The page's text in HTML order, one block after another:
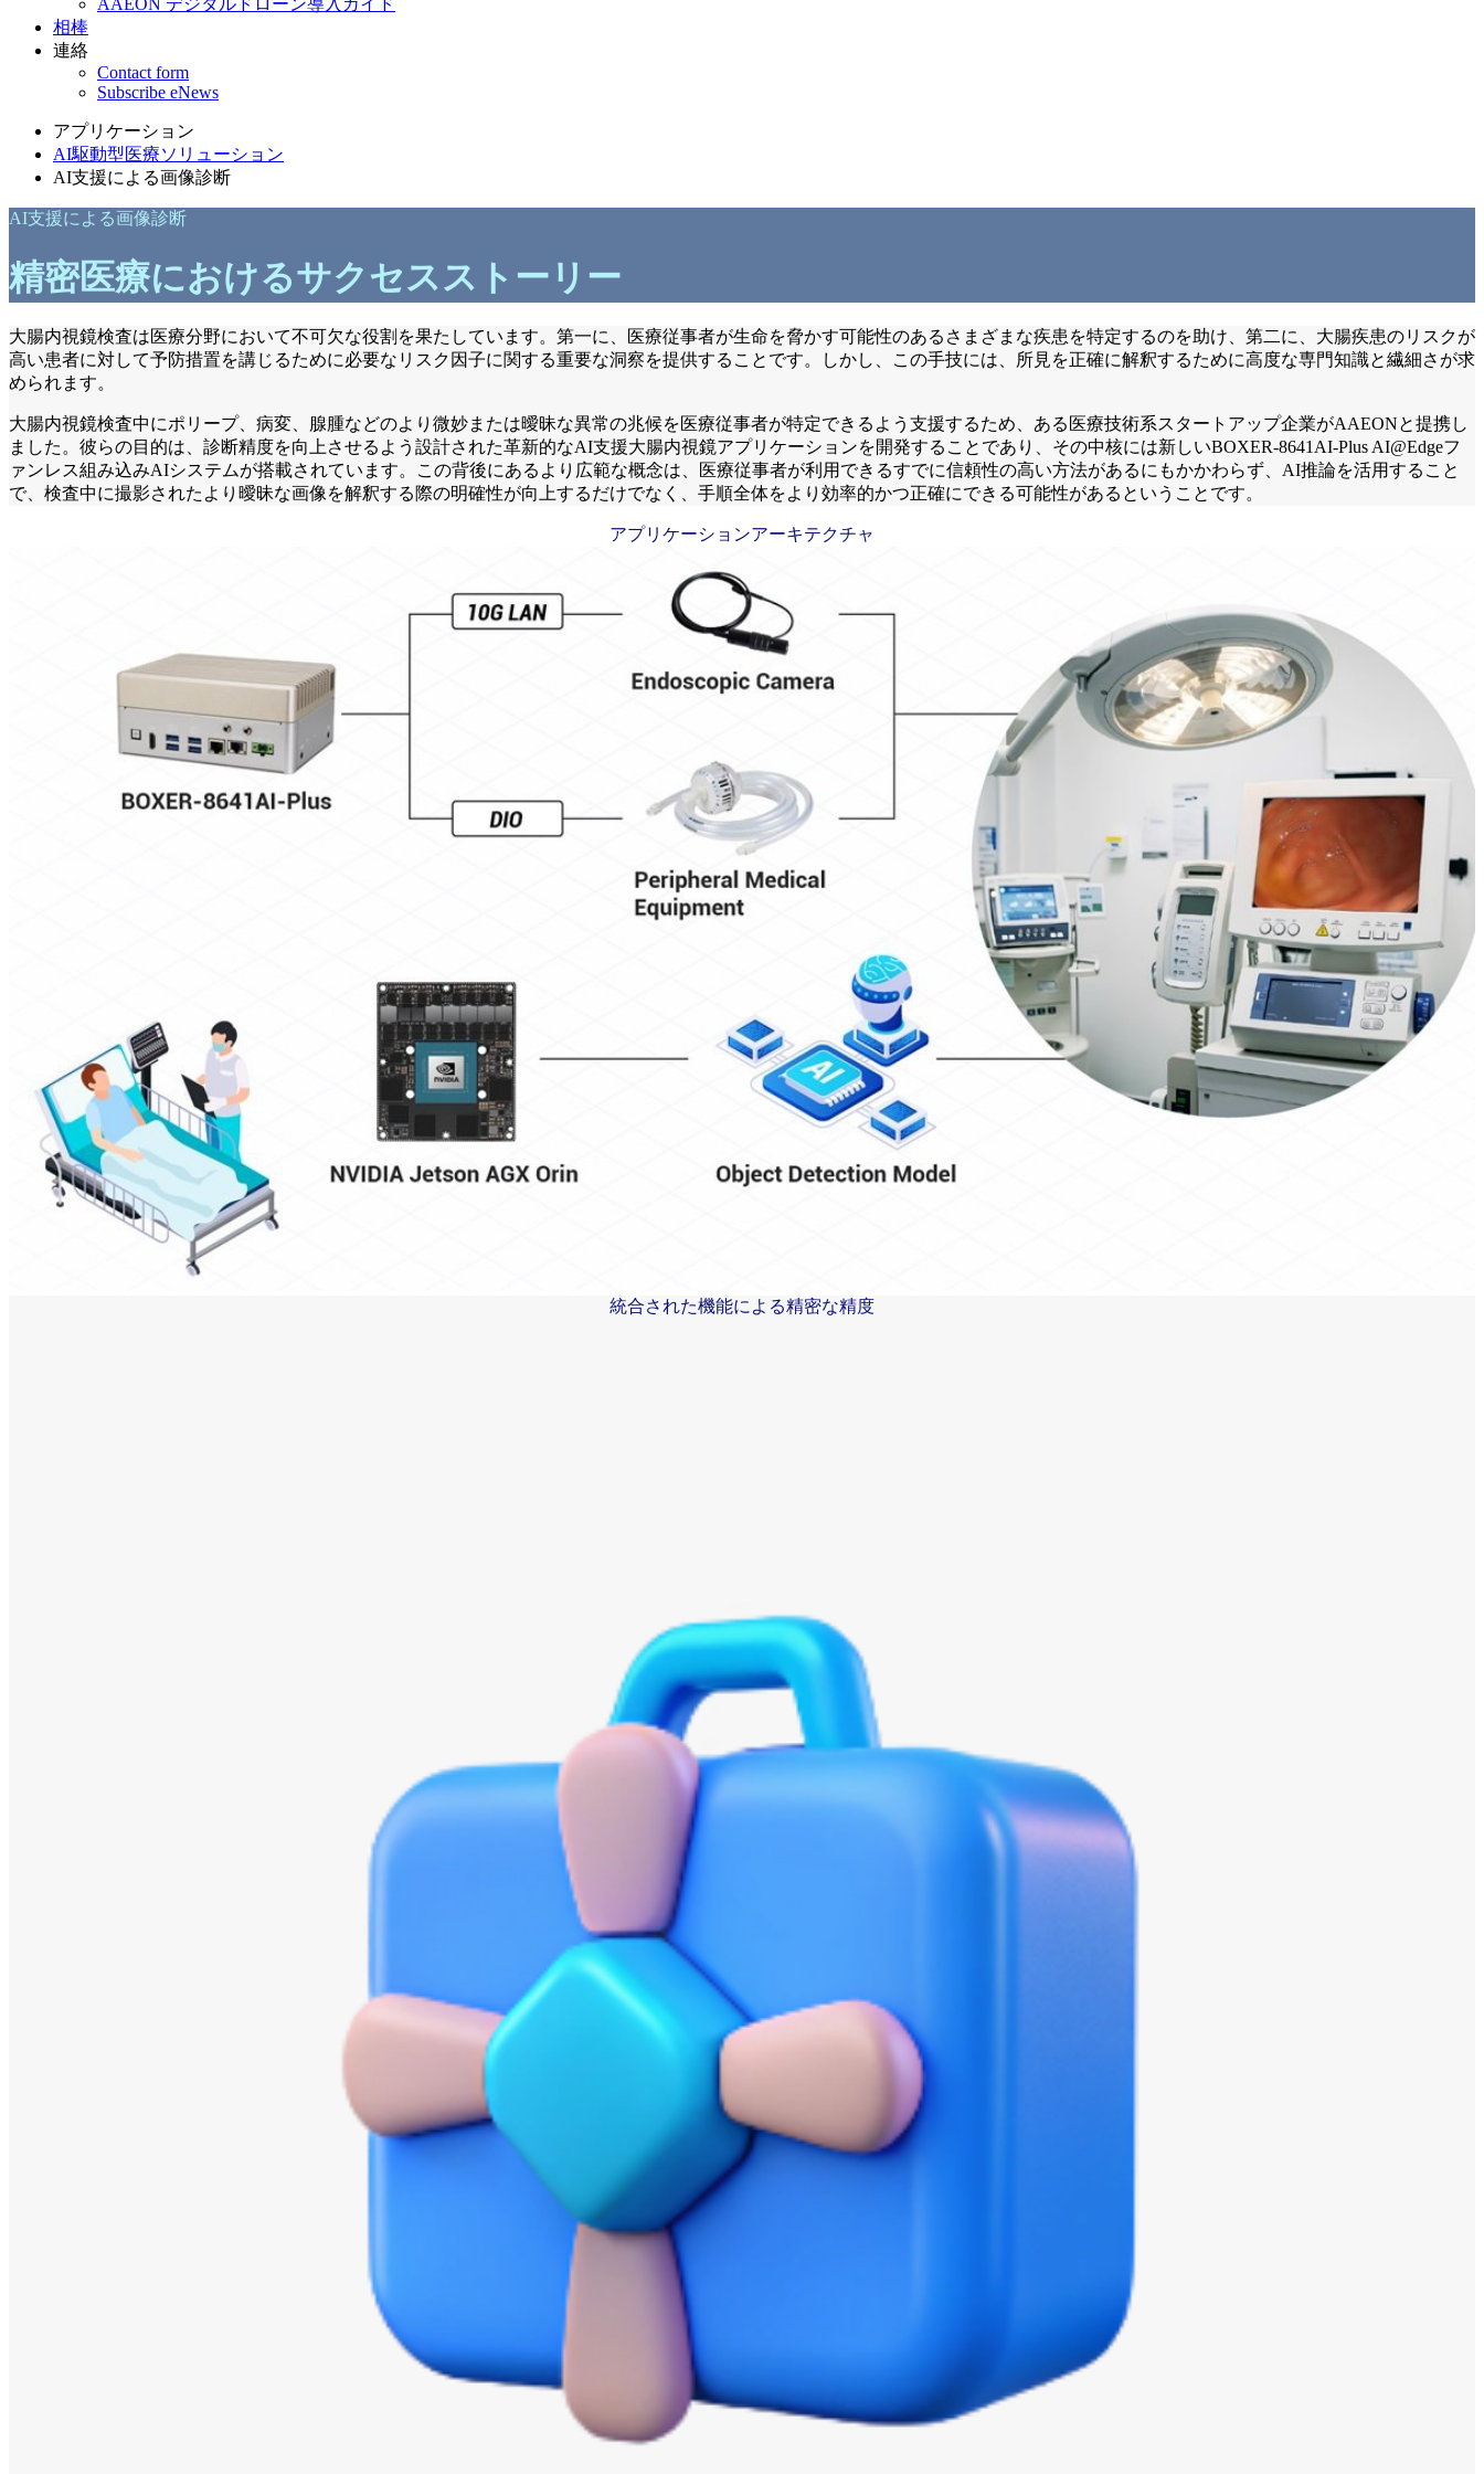
相棒
連絡
Contact form
Subscribe eNews
アプリケーション
AI駆動型医療ソリューション
AI支援による画像診断
AI支援による画像診断
精密医療におけるサクセスストーリー
大腸内視鏡検査は医療分野において不可欠な役割を果たしています。第一に、医療従事者が生命を脅かす可能性のあるさまざまな疾患を特定するのを助け、第二に、大腸疾患のリスクが
高い患者に対して予防措置を講じるために必要なリスク因子に関する重要な洞察を提供することです。しかし、この手技には、所見を正確に解釈するために高度な専門知識と繊細さが求
められます。
大腸内視鏡検査中にポリープ、病変、腺腫などのより微妙または曖昧な異常の兆候を医療従事者が特定できるよう支援するため、ある医療技術系スタートアップ企業がAAEONと提携し
ました。彼らの目的は、診断精度を向上させるよう設計された革新的なAI支援大腸内視鏡アプリケーションを開発することであり、その中核には新しいBOXER-8641AI-Plus AI@Edgeフ
ァンレス組み込みAIシステムが搭載されています。この背後にあるより広範な概念は、医療従事者が利用できるすでに信頼性の高い方法があるにもかかわらず、AI推論を活用すること
で、検査中に撮影されたより曖昧な画像を解釈する際の明確性が向上するだけでなく、手順全体をより効率的かつ正確にできる可能性があるということです。
アプリケーションアーキテクチャ
統合された機能による精密な精度